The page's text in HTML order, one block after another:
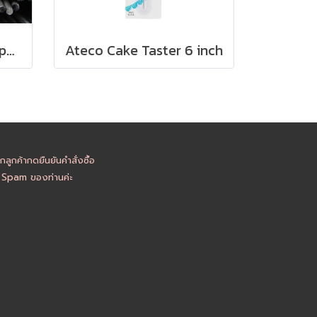
เส้นสปาเก็ตตี้หมึกดำ - Spaghetti Durum Wheat Semolina Squid Ink 500g Ateco Cake Taster 6 inch
ลูกค้ากดยืนยันคำสั่งซื้อ
ของท่านค่ะ